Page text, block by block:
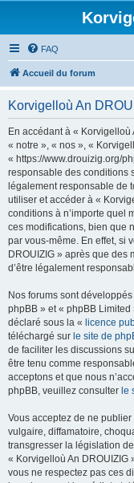
FAQ
Accueil du forum
Korvigelloù An
En accédant à «
« notre », « nos », «
« https://www.drouizig.org/
responsable des conditions
légalement responsable de
utiliser et accéder à «
conditions à n’importe quel
ces modifications, bien que
par vous-même. En effet, si
DROUIZIG » après que des
d’être légalement
Nos forums sont
phpBB » et « phpBB
déclaré sous la « licence
téléchargé sur le site de
de faciliter les discussions
être tenu comme
acceptons et que nous
phpBB, veuillez consulter le
Vous acceptez de ne
vulgaire, diffamatoire,
transgresser la législation
« Korvigelloù An DROUIZIG
vous ne respectez pas ces